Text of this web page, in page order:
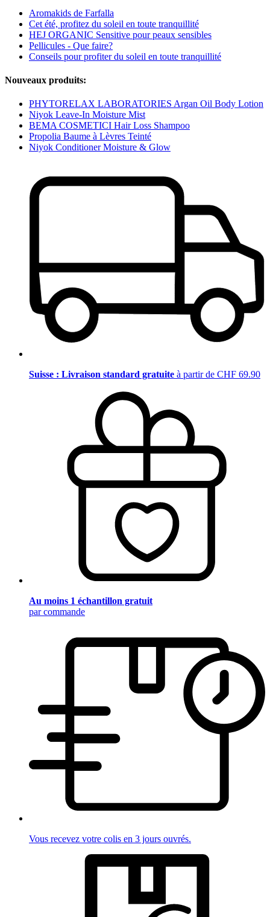
Aromakids de Farfalla
Cet été, profitez du soleil en toute tranquillité
HEJ ORGANIC Sensitive pour peaux sensibles
Pellicules - Que faire?
Conseils pour profiter du soleil en toute tranquillité
Nouveaux produits:
PHYTORELAX LABORATORIES Argan Oil Body Lotion
Niyok Leave-In Moisture Mist
BEMA COSMETICI Hair Loss Shampoo
Propolia Baume à Lèvres Teinté
Niyok Conditioner Moisture & Glow
Suisse : Livraison standard gratuite à partir de CHF 69.90
Au moins 1 échantillon gratuit
par commande
Vous recevez votre colis en 3 jours ouvrés.